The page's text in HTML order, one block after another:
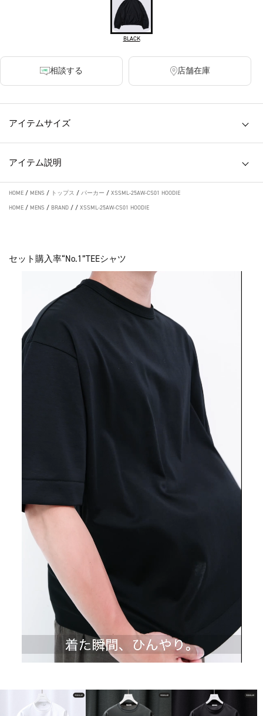
BLACK
相談する 店舗在庫
アイテムサイズ
アイテム説明
HOME / MENS / トップス / パーカー / XSSML-25AW-CS01 HOODIE
HOME / MENS / BRAND / / XSSML-25AW-CS01 HOODIE
セット購入率“No.1”TEEシャツ